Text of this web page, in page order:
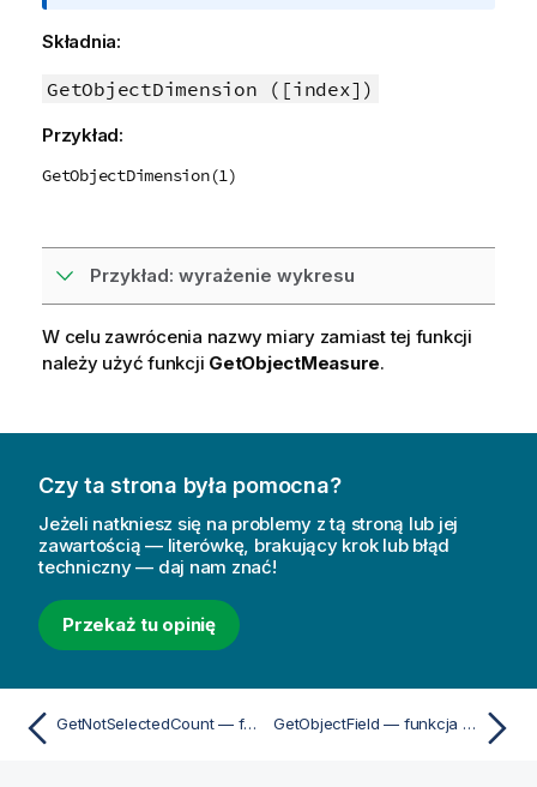
r
a
j
Składnia:
GetObjectDimension ([index])
Przykład:
GetObjectDimension(1)
Przykład: wyrażenie wykresu
W celu zawrócenia nazwy miary zamiast tej funkcji
należy użyć funkcji GetObjectMeasure.
Czy ta strona była pomocna?
Jeżeli natkniesz się na problemy z tą stroną lub jej
zawartością — literówkę, brakujący krok lub błąd
techniczny — daj nam znać!
Przekaż tu opinię
GetNotSelectedCount — funkcja wykresu GetObjectField — funkcja wykresu